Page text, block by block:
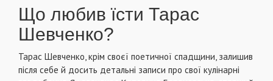
Що любив їсти Тарас
Шевченко?
Тарас Шевченко, крім своєї поетичної спадщини, залишив
після себе й досить детальні записи про свої кулінарні